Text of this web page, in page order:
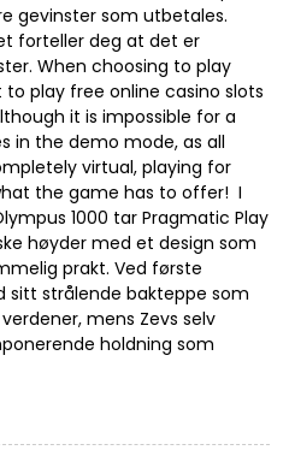
gevinster som utbetales.
forteller deg at det er
When choosing to play
play free online casino slots
it is impossible for a
in the demo mode, as all
virtual, playing for
the game has to offer! I
1000 tar Pragmatic Play
høyder med et design som
prakt. Ved første
sitt strålende bakteppe som
mens Zevs selv
holdning som